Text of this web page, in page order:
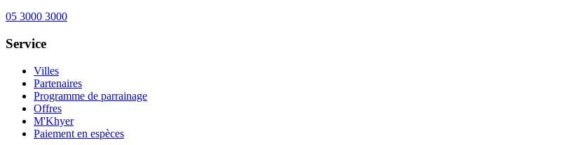
05 3000 3000
Service
Villes
Partenaires
Programme de parrainage
Offres
M'Khyer
Paiement en espèces